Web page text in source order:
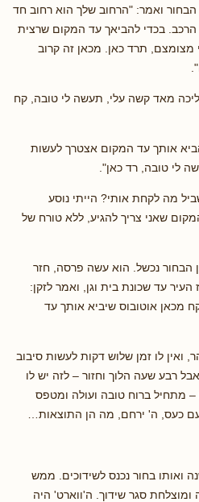
ואמר: "הרחוב שלך הוא רחוב חד
הרכב. בכדי להביאך עד המקום שרצית
מצומצם, תרד כאן. מכאן זה קרוב
מאד קשה עלי, תעשה לי טובה, קח
אותך עד המקום אצטרך לעשות
לי טובה, רד כאן".
מה לקחת אותי? הייתי נוסע
שאני צריך להגיע, ללא טורח של
הבחור נכשל. הוא עשה פרסה, חזר
עד שכונת בית וגן, ואמר לזקן:
מכאן אוטובוס שיביא אותך עד
לו זמן שלוש דקות לעשות סיבוב
רבע שעה הלוך וחזור – לזה יש לו
– מתחיל ברוח טובה ועולה ומטפס
כעס, ה' ירחם, מה הן התוצאות…
ואותו בחור נכנס לשידוכים. ממש
ומוצלחת סגר שידוך. ה'ווארט' היה